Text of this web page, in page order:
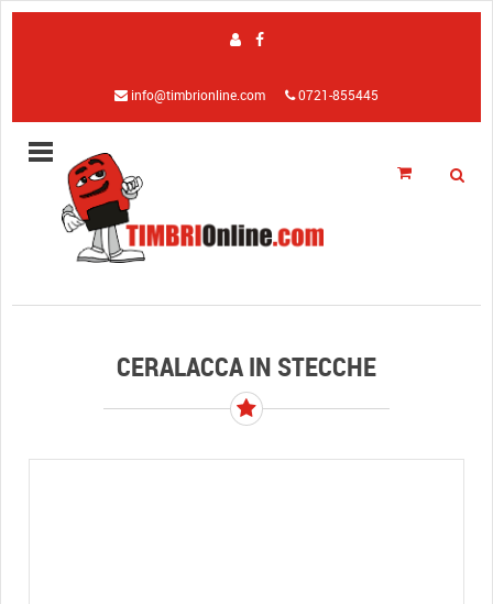
info@timbrionline.com 0721-855445
CERALACCA IN STECCHE